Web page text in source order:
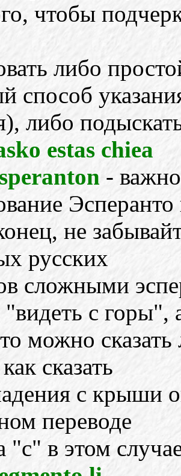
чтобы
либо
способ
либо
estas chiea
-
не
русских
сложными
с горы",
можно
сказать
с крыши
переводе
"с" в этом